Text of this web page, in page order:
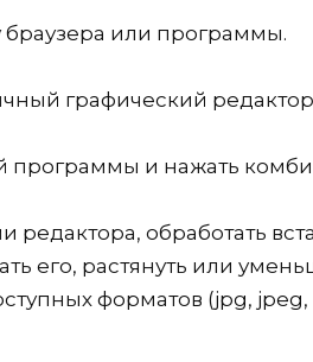
или программы.
графический
программы и нажать
обработать
его, растянуть или
форматов (jpg,